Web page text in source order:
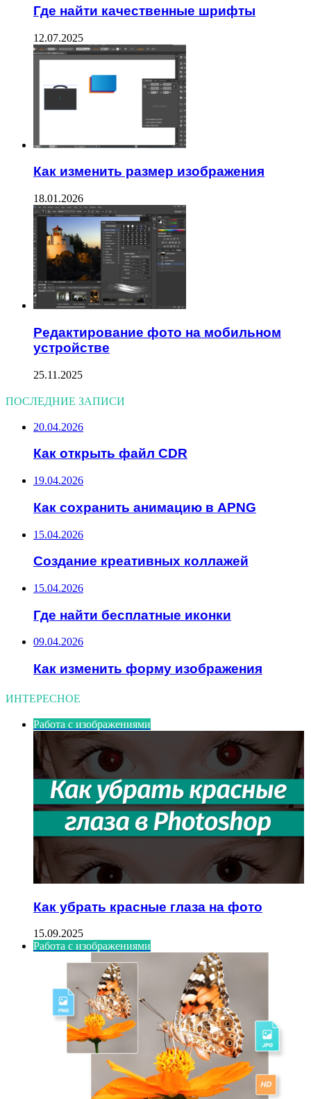
Где найти качественные шрифты
12.07.2025
Как изменить размер изображения
18.01.2026
Редактирование фото на мобильном
устройстве
25.11.2025
ПОСЛЕДНИЕ ЗАПИСИ
20.04.2026
Как открыть файл CDR
19.04.2026
Как сохранить анимацию в APNG
15.04.2026
Создание креативных коллажей
15.04.2026
Где найти бесплатные иконки
09.04.2026
Как изменить форму изображения
ИНТЕРЕСНОЕ
Работа с изображениями
Как убрать красные глаза на фото
15.09.2025
Работа с изображениями